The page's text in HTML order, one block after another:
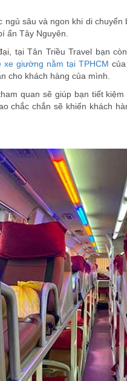
sâu và ngon khi di
ẩn Tây Nguyên.
tại Tân Triều Travel bạn
xe giường nằm tại TPHCM
cho khách hàng của mình.
quan sẽ giúp bạn tiết
chắc chắn sẽ khiến khách